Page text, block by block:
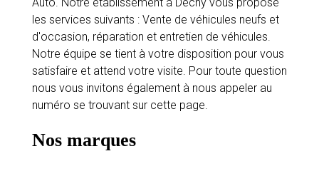
les services suivants : Vente de véhicules neufs et
d'occasion, réparation et entretien de véhicules.
Notre équipe se tient à votre disposition pour vous
satisfaire et attend votre visite. Pour toute question
nous vous invitons également à nous appeler au
numéro se trouvant sur cette page.
Nos marques